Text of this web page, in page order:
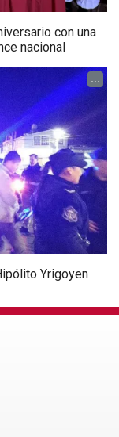
con una
nacional
...
Yrigoyen